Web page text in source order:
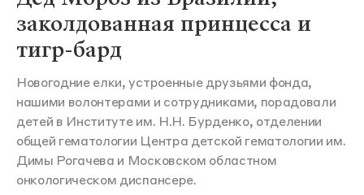
заколдованная принцесса и
тигр-бард
Новогодние елки, устроенные друзьями фонда,
нашими волонтерами и сотрудниками, порадовали
детей в Институте им. Н.Н. Бурденко, отделении
общей гематологии Центра детской гематологии им.
Димы Рогачева и Московском областном
онкологическом диспансере.